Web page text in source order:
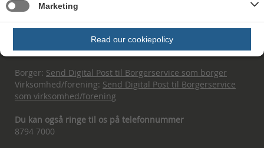
Kontakt Borgerservice
Send sikker digital post
Borger: Send Digital Post til Borgerservice som borger
Virksomhed/forening: Send Digital Post til Borgerservice
som virksomhed/forening
Du kan også ringe til os på telefonnummer
8794 7000
Marketing
Read our cookiepolicy